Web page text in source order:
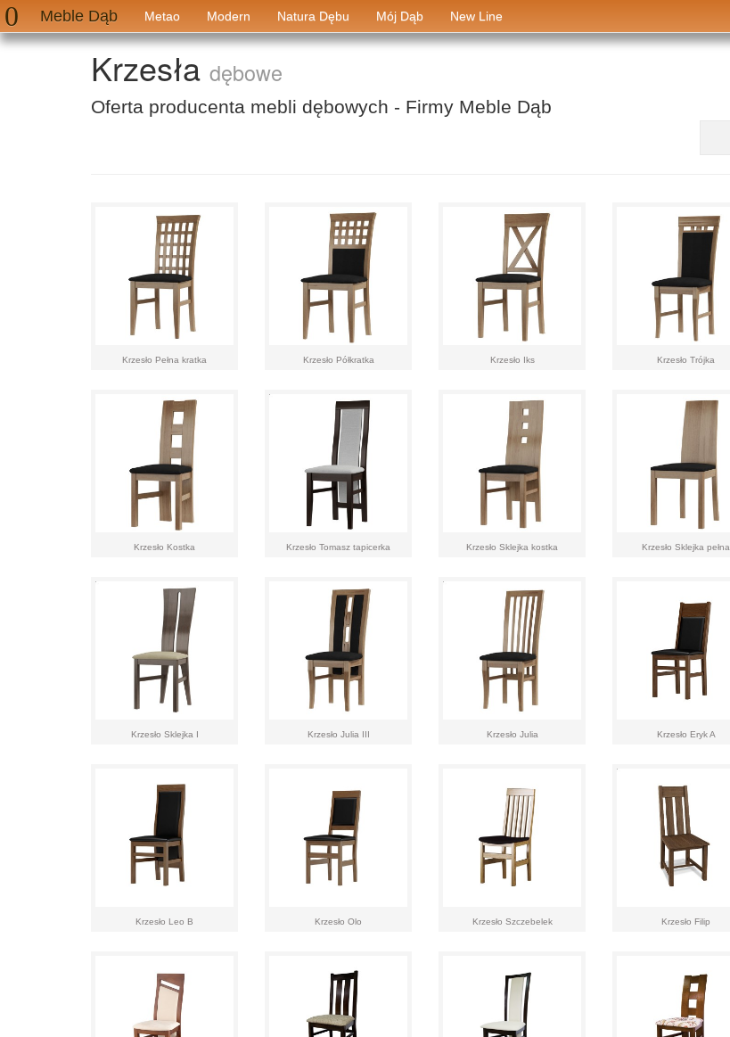
Meble Dąb Metao Modern Natura Dębu Mój Dąb New Line
Krzesła dębowe
Oferta producenta mebli dębowych - Firmy Meble Dąb
Krzesło Pełna kratka Krzesło Półkratka Krzesło Iks Krzesło Trójka
Krzesło Kostka Krzesło Tomasz tapicerka Krzesło Sklejka kostka Krzesło Sklejka pełna
Krzesło Sklejka I Krzesło Julia III Krzesło Julia Krzesło Eryk A
Krzesło Leo B Krzesło Olo Krzesło Szczebelek Krzesło Filip